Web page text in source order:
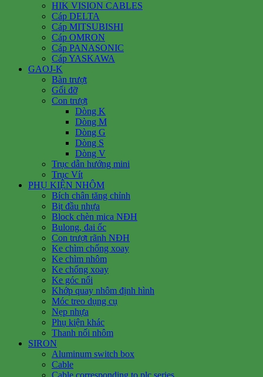
HIK VISION CABLES
Cáp DELTA
Cáp MITSUBISHI
Cáp OMRON
Cáp PANASONIC
Cáp YASKAWA
GAOJ-K
Bàn trượt
Gối đỡ
Con trượt
Dòng K
Dòng M
Dòng G
Dòng S
Dòng V
Trục dẫn hướng mini
Trục Vít
PHỤ KIỆN NHÔM
Bích chân tăng chỉnh
Bịt đầu nhựa
Block chèn mica NĐH
Bulong, đai ốc
Con trượt rãnh NĐH
Ke chìm chống xoay
Ke chìm nhôm
Ke chống xoay
Ke góc nổi
Khớp quay nhôm định hình
Móc treo dụng cụ
Nẹp nhựa
Phụ kiện khác
Thanh nối nhôm
SIRON
Aluminum switch box
Cable
Cable corresponding to plc series